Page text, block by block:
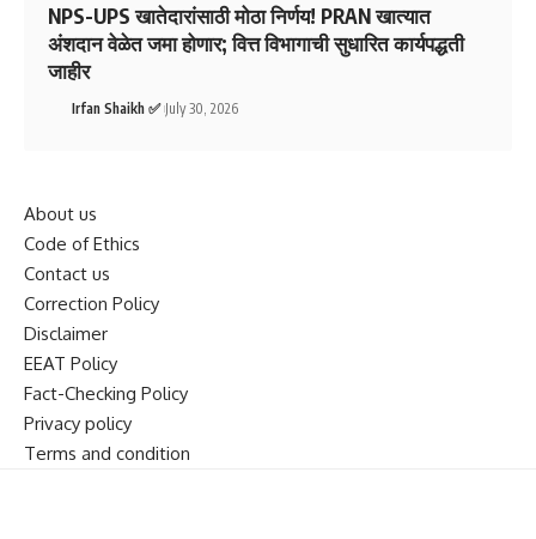
NPS-UPS खातेदारांसाठी मोठा निर्णय! PRAN खात्यात
अंशदान वेळेत जमा होणार; वित्त विभागाची सुधारित कार्यपद्धती
जाहीर
Irfan Shaikh ✅ July 30, 2026
About us
Code of Ethics
Contact us
Correction Policy
Disclaimer
EEAT Policy
Fact-Checking Policy
Privacy policy
Terms and condition